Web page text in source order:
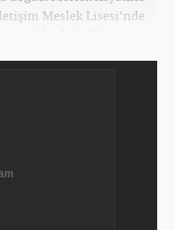
Meslek Lisesi’nde
başladı. İlk stajını
Editörü” olarak devam